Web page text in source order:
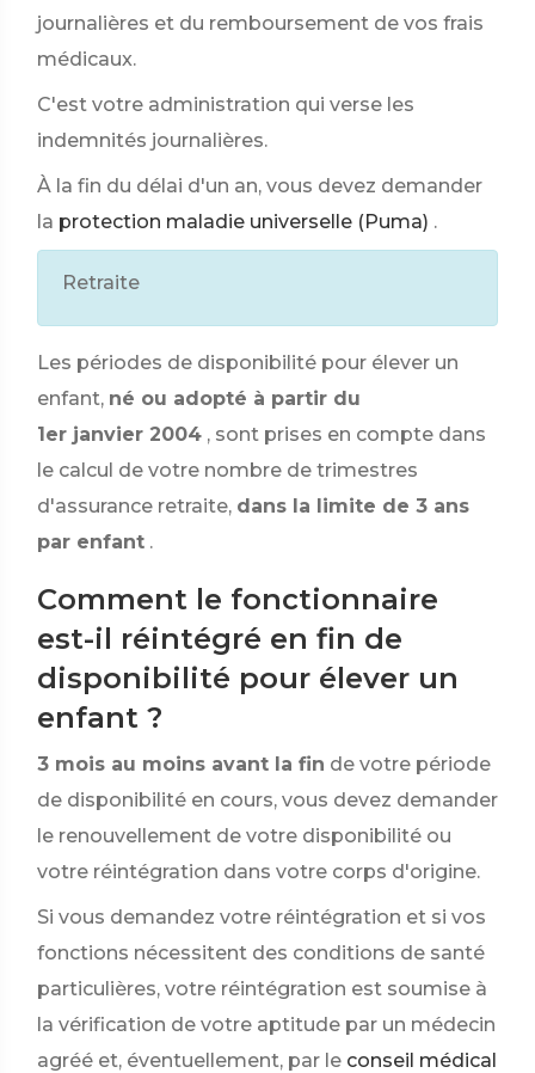
journalières et du remboursement de vos frais
médicaux.
C'est votre administration qui verse les
indemnités journalières.
À la fin du délai d'un an, vous devez demander
la protection maladie universelle (Puma) .
Retraite
Les périodes de disponibilité pour élever un
enfant, né ou adopté à partir du
1er janvier 2004 , sont prises en compte dans
le calcul de votre nombre de trimestres
d'assurance retraite, dans la limite de 3 ans
par enfant .
Comment le fonctionnaire
est-il réintégré en fin de
disponibilité pour élever un
enfant ?
3 mois au moins avant la fin de votre période
de disponibilité en cours, vous devez demander
le renouvellement de votre disponibilité ou
votre réintégration dans votre corps d'origine.
Si vous demandez votre réintégration et si vos
fonctions nécessitent des conditions de santé
particulières, votre réintégration est soumise à
la vérification de votre aptitude par un médecin
agréé et, éventuellement, par le conseil médical